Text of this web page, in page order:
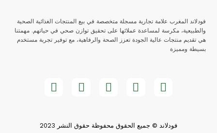
فودلاند المغرب علامة تجارية مسجلة متخصصة في بيع المنتجات الغذائية الصحية
والطبيعية، مكرسة لمساعدة عملائها على تحقيق توازن صحي في حياتهم. مهمتنا
هي تقديم منتجات عالية الجودة تعزز الصحة والرفاهية، مع توفير تجربة مستخدم
بسيطة ومميزة
فودلاند © جميع الحقوق محفوظة حقوق النشر 2023